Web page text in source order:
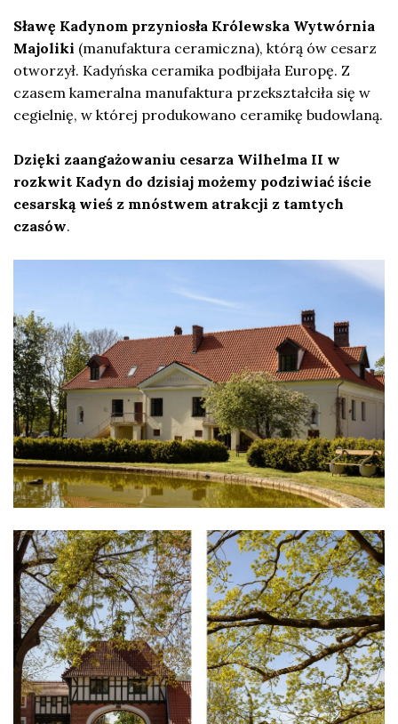
Sławę Kadynom przyniosła Królewska Wytwórnia
Majoliki (manufaktura ceramiczna), którą ów cesarz
otworzył. Kadyńska ceramika podbijała Europę. Z
czasem kameralna manufaktura przekształciła się w
cegielnię, w której produkowano ceramikę budowlaną.
Dzięki zaangażowaniu cesarza Wilhelma II w
rozkwit Kadyn do dzisiaj możemy podziwiać iście
cesarską wieś z mnóstwem atrakcji z tamtych
czasów.